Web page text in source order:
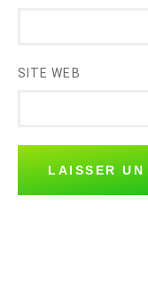
SITE WEB